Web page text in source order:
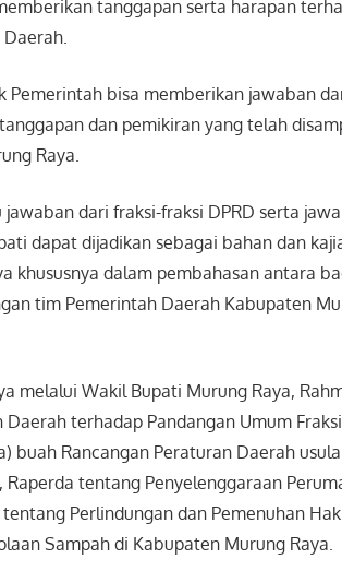
tanggapan serta harapan
Pemerintah bisa memberikan jawaban
dan pemikiran yang telah
Raya.
dari fraksi-fraksi DPRD serta
dapat dijadikan sebagai bahan dan
khususnya dalam pembahasan antara
tim Pemerintah Daerah Kabupaten
melalui Wakil Bupati Murung Raya,
terhadap Pandangan Umum
buah Rancangan Peraturan Daerah
tentang Penyelenggaraan
Perlindungan dan Pemenuhan
Sampah di Kabupaten Murung Raya.